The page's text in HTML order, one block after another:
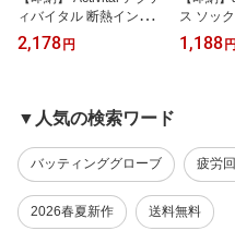
ィバイタル 断熱インソー
ル アルミプラス GRA10
04 地熱遮断-8.5℃ 高校野
止 アーチサポート スパ
イク 中敷き
2,178 円
ス ソッ
9 バスケ
ンドボー
1,188 円
▼人気の検索ワード
バッティンググローブ 疲労
2026春夏新作 送料無料